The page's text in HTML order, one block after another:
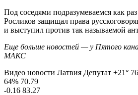
Под соседями подразумеваемся как
Росликов защищал права
и выступил против так называемой
Еще больше новостей — у Пятого
МАКС
Видео новости Латвия Депутат +21°
64% 70.79
-0.16 83.27